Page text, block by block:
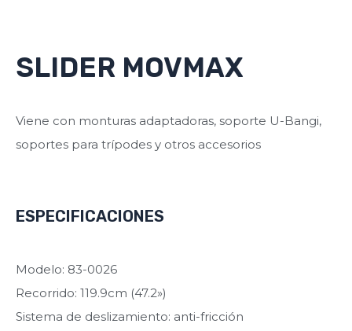
SLIDER MOVMAX
Viene con monturas adaptadoras, soporte U-Bangi,
soportes para trípodes y otros accesorios
ESPECIFICACIONES
Modelo: 83-0026
Recorrido: 119.9cm (47.2»)
Sistema de deslizamiento: anti-fricción